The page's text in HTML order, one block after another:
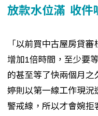
放款水位滿 收件
「以前買中古屋房貸
增加1倍時間，至少要
的甚至等了快兩個月之
婷則以第一線工作現況
警戒線，所以才會婉拒